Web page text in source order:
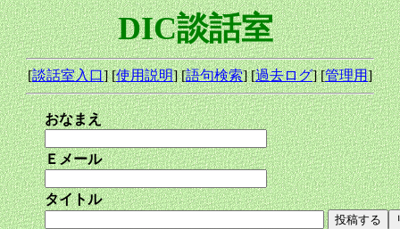
DIC談話室
[談話室入口] [使用説明] [語句検索] [過去ログ] [管理用]
おなまえ
Ｅメール
タイトル